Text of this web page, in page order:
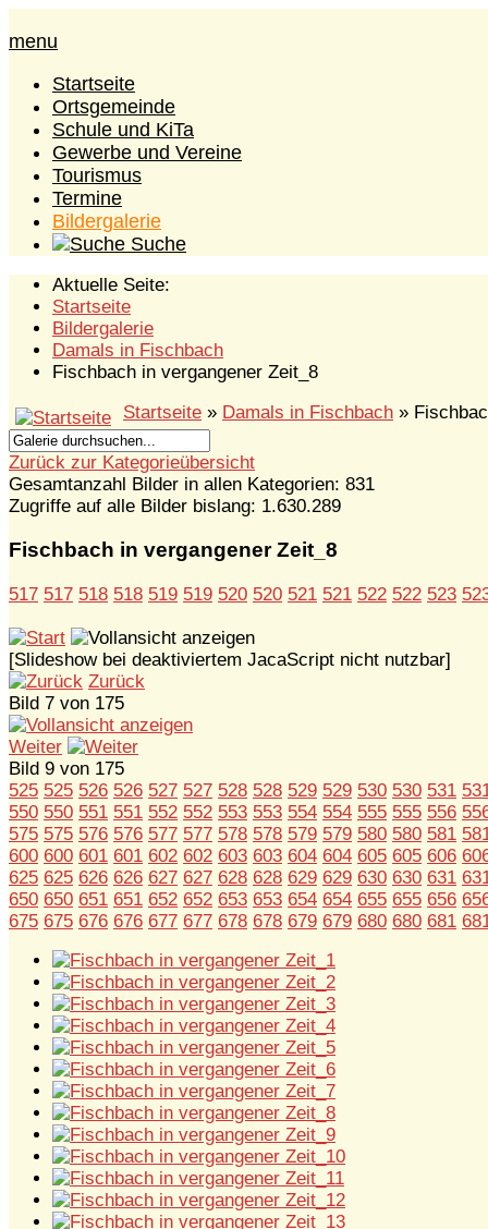
menu
Startseite
Ortsgemeinde
Schule und KiTa
Gewerbe und Vereine
Tourismus
Termine
Bildergalerie
Suche
Aktuelle Seite:
Startseite
Bildergalerie
Damals in Fischbach
Fischbach in vergangener Zeit_8
Startseite » Damals in Fischbach »
Zurück zur Kategorieübersicht
Gesamtanzahl Bilder in allen Kategorien: 831
Zugriffe auf alle Bilder bislang: 1.630.289
Fischbach in vergangener Zeit_8
517 517 518 518 519 519 520 520 521 521 522 522 523
[Slideshow bei deaktiviertem JacaScript nicht nutzbar]
Zurück
Bild 7 von 175
Weiter
Bild 9 von 175
525 525 526 526 527 527 528 528 529 529 530 530 531
550 550 551 551 552 552 553 553 554 554 555 555 556
575 575 576 576 577 577 578 578 579 579 580 580 581
600 600 601 601 602 602 603 603 604 604 605 605 606
625 625 626 626 627 627 628 628 629 629 630 630 631
650 650 651 651 652 652 653 653 654 654 655 655 656
675 675 676 676 677 677 678 678 679 679 680 680 681